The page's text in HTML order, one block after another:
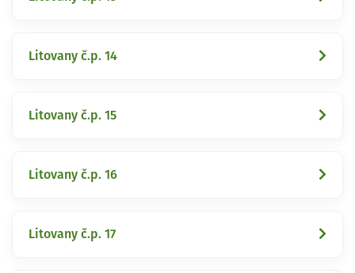
Litovany č.p. 14
Litovany č.p. 15
Litovany č.p. 16
Litovany č.p. 17